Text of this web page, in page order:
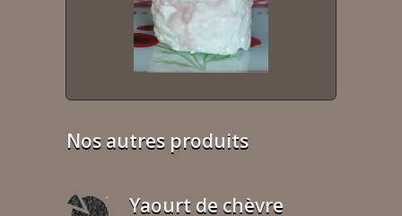
Nos autres produits
Yaourt de chèvre